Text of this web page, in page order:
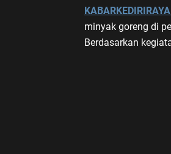
minyak goreng di
Berdasarkan